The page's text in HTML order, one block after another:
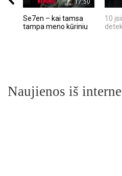
17:50
Se7en – kai tamsa
tampa meno kūriniu
10
Naujienos iš